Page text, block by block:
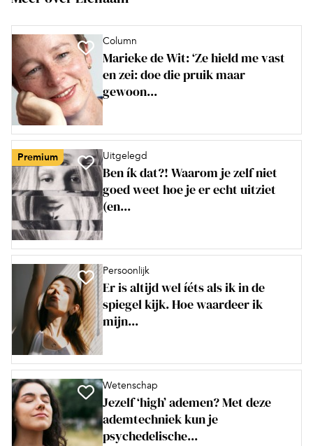
Column
Marieke de Wit: ‘Ze hield me vast
en zei: doe die pruik maar
gewoon...
Premium Uitgelegd
Ben ík dat?! Waarom je zelf niet
goed weet hoe je er echt uitziet
(en...
Persoonlijk
Er is altijd wel íéts als ik in de
spiegel kijk. Hoe waardeer ik
mijn...
Wetenschap
Jezelf ‘high’ ademen? Met deze
ademtechniek kun je
psychedelische...